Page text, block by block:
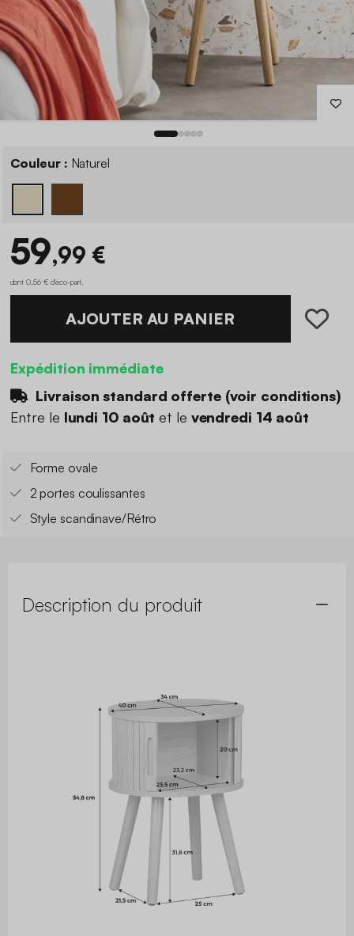
Couleur : Naturel
59,99 €
dont 0,56 € d'éco-part
AJOUTER AU PANIER
Expédition immédiate
Livraison standard offerte (voir conditions)
Entre le lundi 10 août et le vendredi 14 août
Forme ovale
2 portes coulissantes
Style scandinave/Rétro
Description du produit